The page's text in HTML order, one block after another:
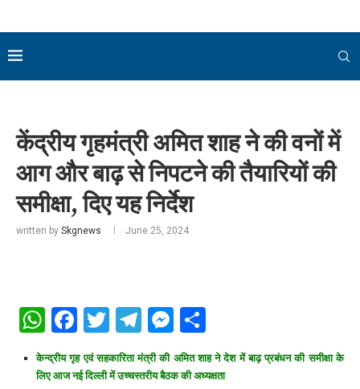
केंद्रीय गृहमंत्री अमित शाह ने की वनों में
आग और बाढ़ से निपटने की तैयारियों की
समीक्षा, दिए यह निर्देश
written by Skgnews June 25, 2024
WhatsApp
Facebook
Twitter
Telegram
Messenger
केन्द्रीय गृह एवं सहकारिता मंत्री की अमित शाह ने देश में बाढ़ प्रबंधन की समीक्षा के
लिए आज नई दिल्ली में उच्चस्तरीय बैठक की अध्यक्षता